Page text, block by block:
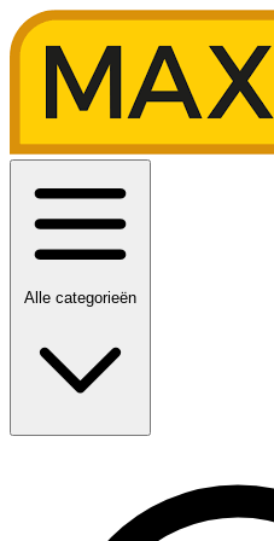
Alle categorieën